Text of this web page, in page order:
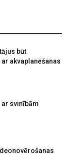
būt
akvaplanēšanas
svinībām